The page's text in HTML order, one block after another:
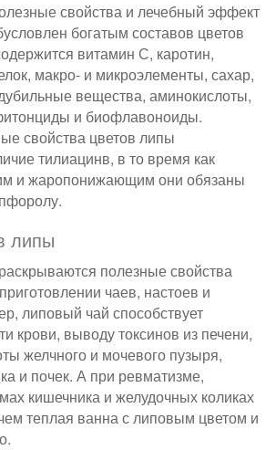
свойства и лечебный эффект
богатым составов цветов
витамин С, каротин,
макро- и микроэлементы, сахар,
вещества, аминокислоты,
и биофлавоноиды.
свойства цветов липы
тилиацинв, в то время как
и жаропонижающим они обязаны
липы
полезные свойства
чаев, настоев и
липовый чай способствует
крови, выводу токсинов из печени,
желчного и мочевого пузыря,
и почек. А при ревматизме,
кишечника и желудочных коликах
теплая ванна с липовым цветом и